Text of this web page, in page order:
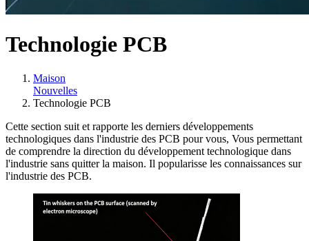
Technologie PCB
Maison
Nouvelles
Technologie PCB
Cette section suit et rapporte les derniers développements
technologiques dans l'industrie des PCB pour vous, Vous permettant
de comprendre la direction du développement technologique dans
l'industrie sans quitter la maison. Il popularisse les connaissances sur
l'industrie des PCB.